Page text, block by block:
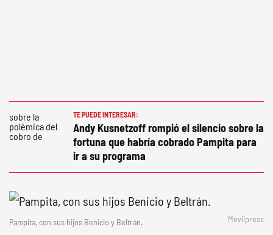
TE PUEDE INTERESAR:
Andy Kusnetzoff rompió el silencio sobre la
fortuna que habría cobrado Pampita para
ir a su programa
Pampita, con sus hijos Benicio y Beltrán. Movilpress